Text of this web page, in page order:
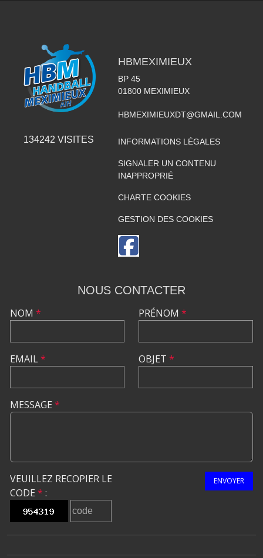
134242 VISITES
HBMEXIMIEUX
BP 45
01800 MEXIMIEUX
HBMEXIMIEUXDT@GMAIL.COM
INFORMATIONS LÉGALES
SIGNALER UN CONTENU
INAPPROPRIÉ
CHARTE COOKIES
GESTION DES COOKIES
NOUS CONTACTER
NOM *
EMAIL*
PRÉNOM *
OBJET *
MESSAGE *
VEUILLEZ RECOPIER LE
CODE * :
ENVOYER